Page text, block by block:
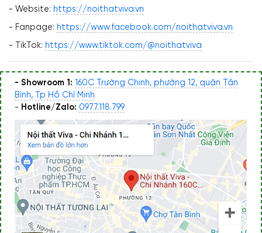
- Website: https://noithatviva.vn
- Fanpage: https://www.facebook.com/noithatviva.vn
- TikTok: https://www.tiktok.com/@noithatviva
- Showroom 1: 160C Trường Chinh, phường 12, quận Tân
Bình, Tp Hồ Chí Minh
- Hotline/Zalo: 0977.118.799